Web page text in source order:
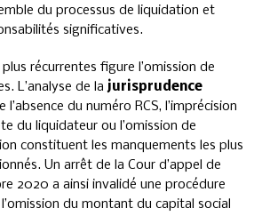
du processus de liquidation et
significatives.
récurrentes figure l’omission de
L’analyse de la jurisprudence
l’absence du numéro RCS, l’imprécision
du liquidateur ou l’omission de
constituent les manquements les plus
Un arrêt de la Cour d’appel de
2020 a ainsi invalidé une procédure
du montant du capital social